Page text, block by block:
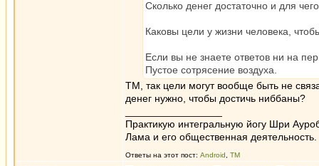
Сколько денег достаточно и для
Каковы цели у жизни человека,
Если вы не знаете ответов ни на
Пустое сотрясение воздуха.
ТМ, так цели могут вообще быть не
денег нужно, чтобы достичь ниббаны?
Практикую интегральную йогу Шри
Лама и его общественная деятельность.
Ответы на этот пост: Android ТМ